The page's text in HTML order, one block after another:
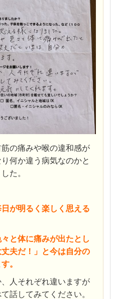
の痛みや喉の違和感が
何か違う病気なのかと
た。
が明るく楽しく思える
と体に痛みが出たとし
夫だ！」と今は自分の
。
人それぞれ違いますが
話してみてください。